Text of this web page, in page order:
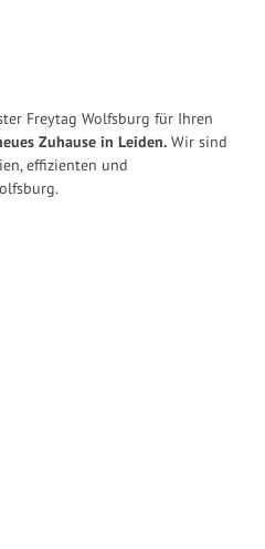
Freytag Wolfsburg für Ihren
Zuhause in Leiden. Wir sind
effizienten und